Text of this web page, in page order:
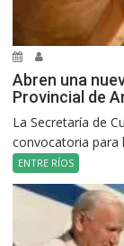
Abren una
Provincial de
La Secretaría de
convocatoria para
ENTRE RÍOS